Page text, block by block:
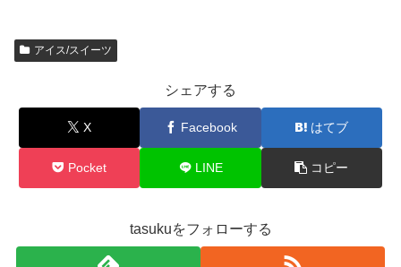
アイス/スイーツ
シェアする
X Facebook はてブ
Pocket LINE コピー
tasukuをフォローする